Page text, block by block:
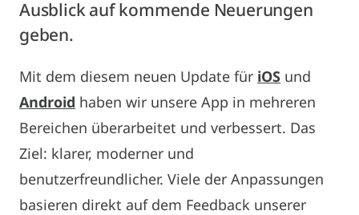
Ausblick auf kommende Neuerungen
geben.
Mit dem diesem neuen Update für iOS und
Android haben wir unsere App in mehreren
Bereichen überarbeitet und verbessert. Das
Ziel: klarer, moderner und
benutzerfreundlicher. Viele der Anpassungen
basieren direkt auf dem Feedback unserer